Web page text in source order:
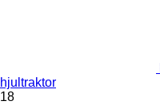
hjultraktor
18